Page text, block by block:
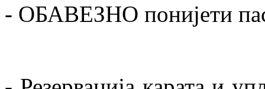
- ОБАВЕЗНО понијети